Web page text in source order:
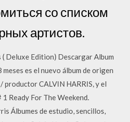
со списком
артистов.
Deluxe Edition) Descargar Album
es el nuevo álbum de origen
productor CALVIN HARRIS, y el
Ready For The Weekend.
Álbumes de estudio, sencillos,